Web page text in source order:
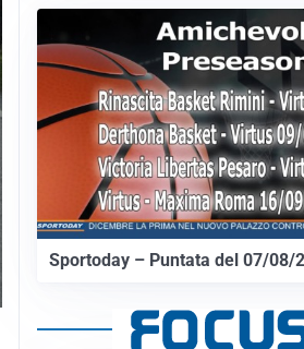
Sportoday – Puntata del 07/08/